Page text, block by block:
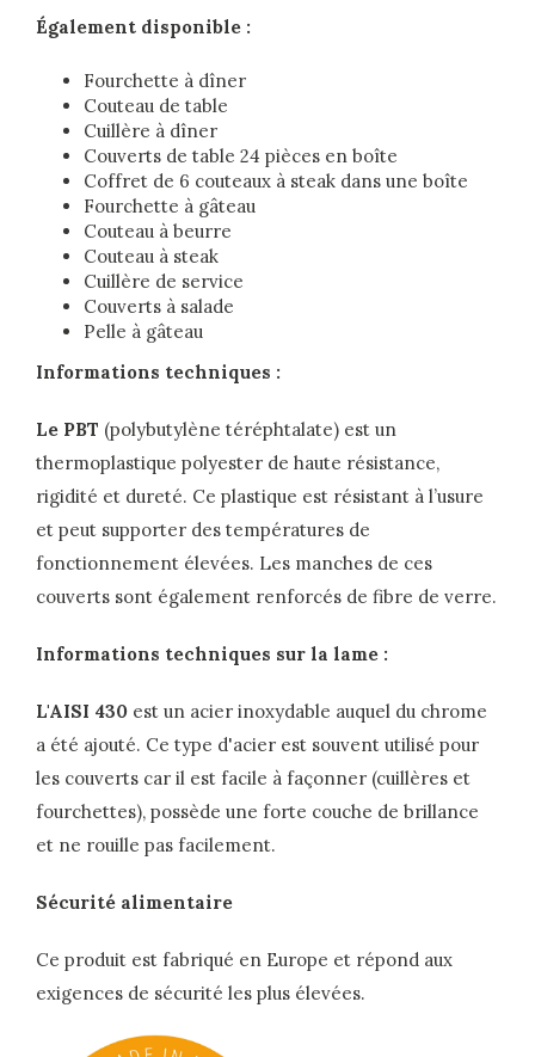
Également disponible :
Fourchette à dîner
Couteau de table
Cuillère à dîner
Couverts de table 24 pièces en boîte
Coffret de 6 couteaux à steak dans une boîte
Fourchette à gâteau
Couteau à beurre
Couteau à steak
Cuillère de service
Couverts à salade
Pelle à gâteau
Informations techniques :
Le PBT (polybutylène téréphtalate) est un
thermoplastique polyester de haute résistance,
rigidité et dureté. Ce plastique est résistant à l’usure
et peut supporter des températures de
fonctionnement élevées. Les manches de ces
couverts sont également renforcés de fibre de verre.
Informations techniques sur la lame :
L'AISI 430 est un acier inoxydable auquel du chrome
a été ajouté. Ce type d'acier est souvent utilisé pour
les couverts car il est facile à façonner (cuillères et
fourchettes), possède une forte couche de brillance
et ne rouille pas facilement.
Sécurité alimentaire
Ce produit est fabriqué en Europe et répond aux
exigences de sécurité les plus élevées.